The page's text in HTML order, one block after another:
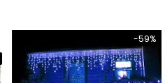
-59%